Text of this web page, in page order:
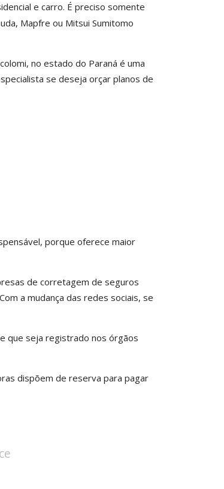
e carro. É preciso somente
Mapfre ou Mitsui Sumitomo
no estado do Paraná é uma
se deseja orçar planos de
porque oferece maior
de corretagem de seguros
a mudança das redes sociais, se
que seja registrado nos órgãos
dispõem de reserva para pagar